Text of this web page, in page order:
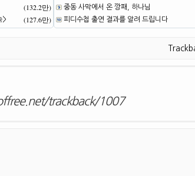
(132.2만)
> (127.6만)
중동 사막에서 온 깡패, 하나님
피디수첩 출연 결과를 알려 드립니다
trackback/1007